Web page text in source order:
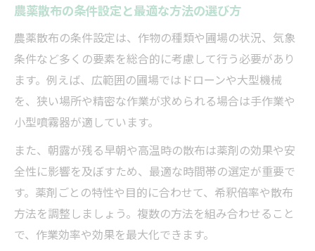
農薬散布の条件設定と最適な方法の選び方
農薬散布の条件設定は、作物の種類や圃場の状況、気象
条件など多くの要素を総合的に考慮して行う必要があり
ます。例えば、広範囲の圃場ではドローンや大型機械
を、狭い場所や精密な作業が求められる場合は手作業や
小型噴霧器が適しています。
また、朝露が残る早朝や高温時の散布は薬剤の効果や安
全性に影響を及ぼすため、最適な時間帯の選定が重要で
す。薬剤ごとの特性や目的に合わせて、希釈倍率や散布
方法を調整しましょう。複数の方法を組み合わせること
で、作業効率や効果を最大化できます。